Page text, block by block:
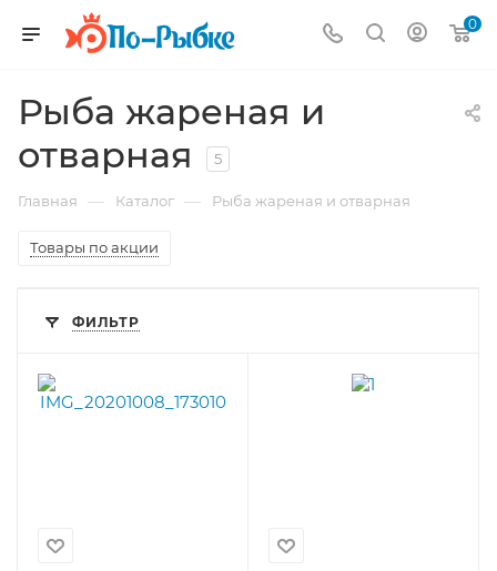
0
Рыба жареная и
отварная
5
Главная — Каталог — Рыба жареная и отварная
Товары по акции
ФИЛЬТР